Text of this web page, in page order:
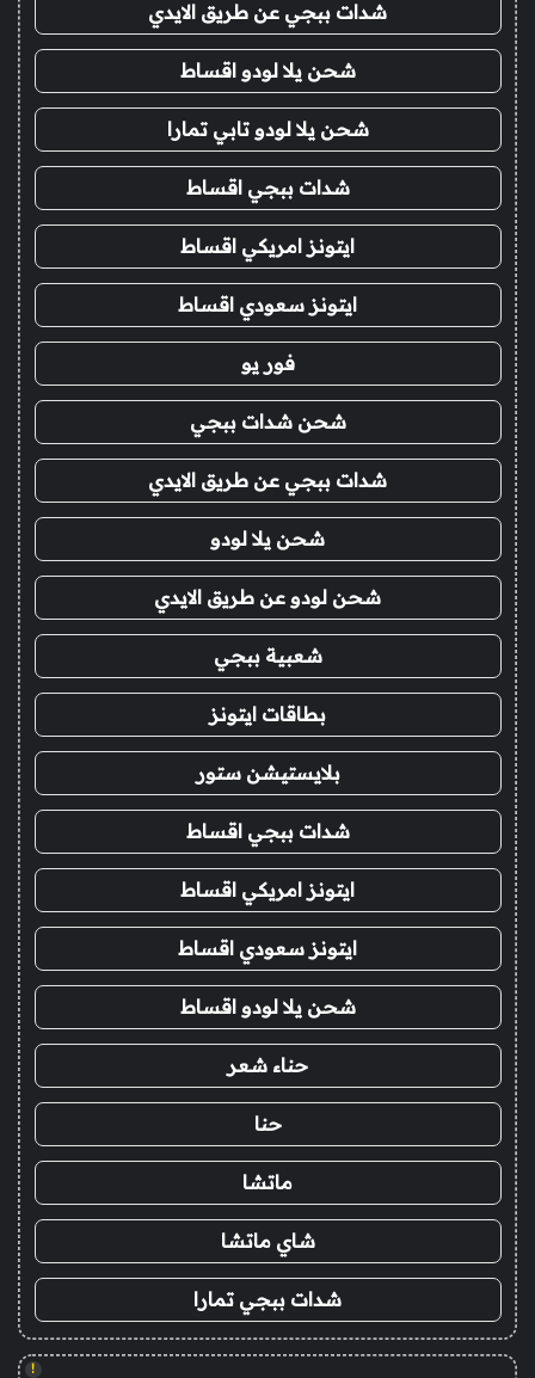
شدات ببجي عن طريق الايدي
شحن يلا لودو اقساط
شحن يلا لودو تابي تمارا
شدات ببجي اقساط
ايتونز امريكي اقساط
ايتونز سعودي اقساط
فور يو
شحن شدات ببجي
شدات ببجي عن طريق الايدي
شحن يلا لودو
شحن لودو عن طريق الايدي
شعبية ببجي
بطاقات ايتونز
بلايستيشن ستور
شدات ببجي اقساط
ايتونز امريكي اقساط
ايتونز سعودي اقساط
شحن يلا لودو اقساط
حناء شعر
حنا
ماتشا
شاي ماتشا
شدات ببجي تمارا
!